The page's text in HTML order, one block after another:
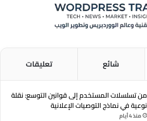
شائع تعليقات
من تسلسلات المستخدم إلى قوانين التوسع: نقلة
نوعية في نماذج التوصيات الإعلانية
منذ 4 أيام